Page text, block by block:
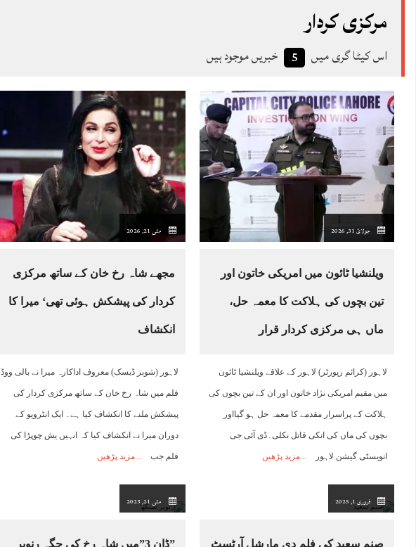
مرکزی کردار
اس کیٹا گری میں 5 خبریں موجود ہیں
17:00
29°C
18:00
29°C 29°C
20:00
28°C
22:00
27°C
23:00
26°C
00:00
26°C
01:00
25°Cجولائ 31, 2026
ویلنشیا ٹائون میں امریکی خاتون اور
تین بچوں کی ہلاکت کا معمہ حل،
ماں ہی مرکزی کردار قرار
لاہور (کرائم رپورٹر) لاہور کے علاقے ویلنشیا ٹائون
میں مقیم امریکی نژاد خاتون اور ان کے تین بچوں کی
ہلاکت کے پراسرار مقدمے کا معمہ حل ہو گیااور
بچوں کی ماں کی انکی قاتل نکلی۔ڈی آئی جی
انویسٹی گیشن لاہور مزید پڑھیں
مئی 21, 2026
مجھے شاہ رخ خان کے ساتھ مرکزی
کردار کی پیشکش ہوئی تھی‘ میرا کا
انکشاف
لاہور (شوبز ڈیسک) معروف اداکارہ میرا نے بالی ووڈ
فلم میں شاہ رخ خان کے ساتھ مرکزی کردار کی
پیشکش ملنے کا انکشاف کیا ہے۔ ایک انٹرویو کے
دوران میرا نے انکشاف کیا کہ انہیں یش چوپڑا کی
فلم جب مزید پڑھیں
فروری 1, 2025
صنم سعید کی فلم دی مارشل آرٹسٹ
مئی 21, 2023
”ڈان 3”میں شاہ رخ کی جگہ رنویر